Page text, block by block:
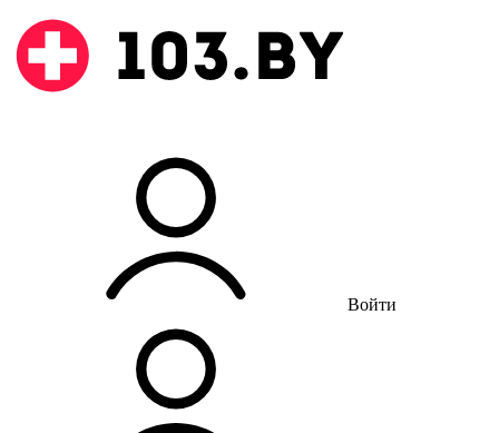
Войти